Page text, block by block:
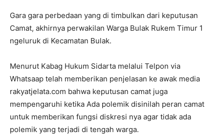
Gara gara perbedaan yang di timbulkan dari keputusan
Camat, akhirnya perwakilan Warga Bulak Rukem Timur 1
ngeluruk di Kecamatan Bulak.
Menurut Kabag Hukum Sidarta melalui Telpon via
Whatsaap telah memberikan penjelasan ke awak media
rakyatjelata.com bahwa keputusan camat juga
mempengaruhi ketika Ada polemik disinilah peran camat
untuk memberikan fungsi diskresi nya agar tidak ada
polemik yang terjadi di tengah warga.